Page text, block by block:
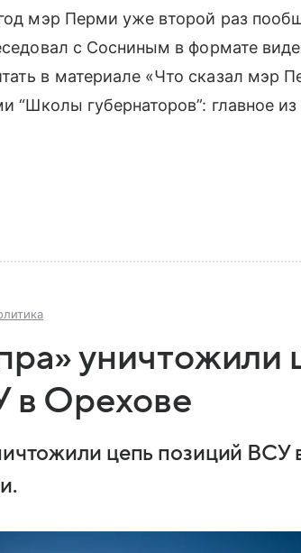
мэр Перми уже второй раз
с Сосниным в формате
в материале «Что сказал мэр
“Школы губернаторов”: главное
уничтожили
в Орехове
цепь позиций ВСУ